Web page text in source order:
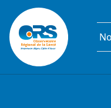
Aller au contenu principal